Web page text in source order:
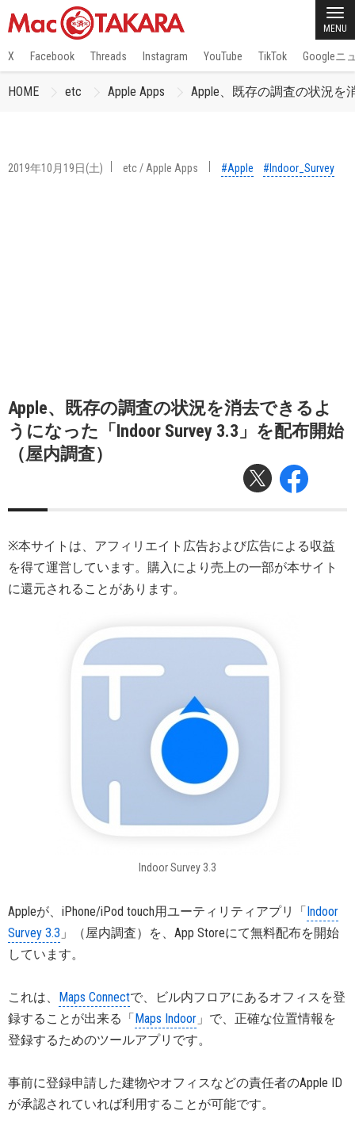
MENU
X Facebook Threads Instagram YouTube TikTok Googleニ
HOME etc Apple Apps Apple、既存の調査の状況を
2019年10月19日(土) etc/ Apple Apps #Apple #Indoor_Survey
Apple、既存の調査の状況を消去できるよ
うになった「Indoor Survey 3.3」を配布開始
（屋内調査）
※本サイトは、アフィリエイト広告および広告による収益
を得て運営しています。購入により売上の一部が本サイト
に還元されることがあります。
Indoor Survey 3.3
Appleが、iPhone/iPod touch用ユーティリティアプリ「Indoor
Survey 3.3 」（屋内調査）を、App Storeにて無料配布を開始
しています。
これは、 Maps Connectで、ビル内フロアにあるオフィスを登
録することが出来る「Maps Indoor 」で、正確な位置情報を
登録するためのツールアプリです。
事前に登録申請した建物やオフィスなどの責任者のApple ID
が承認されていれば利用することが可能です。